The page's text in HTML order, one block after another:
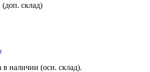
склад)
наличии (осн. склад).